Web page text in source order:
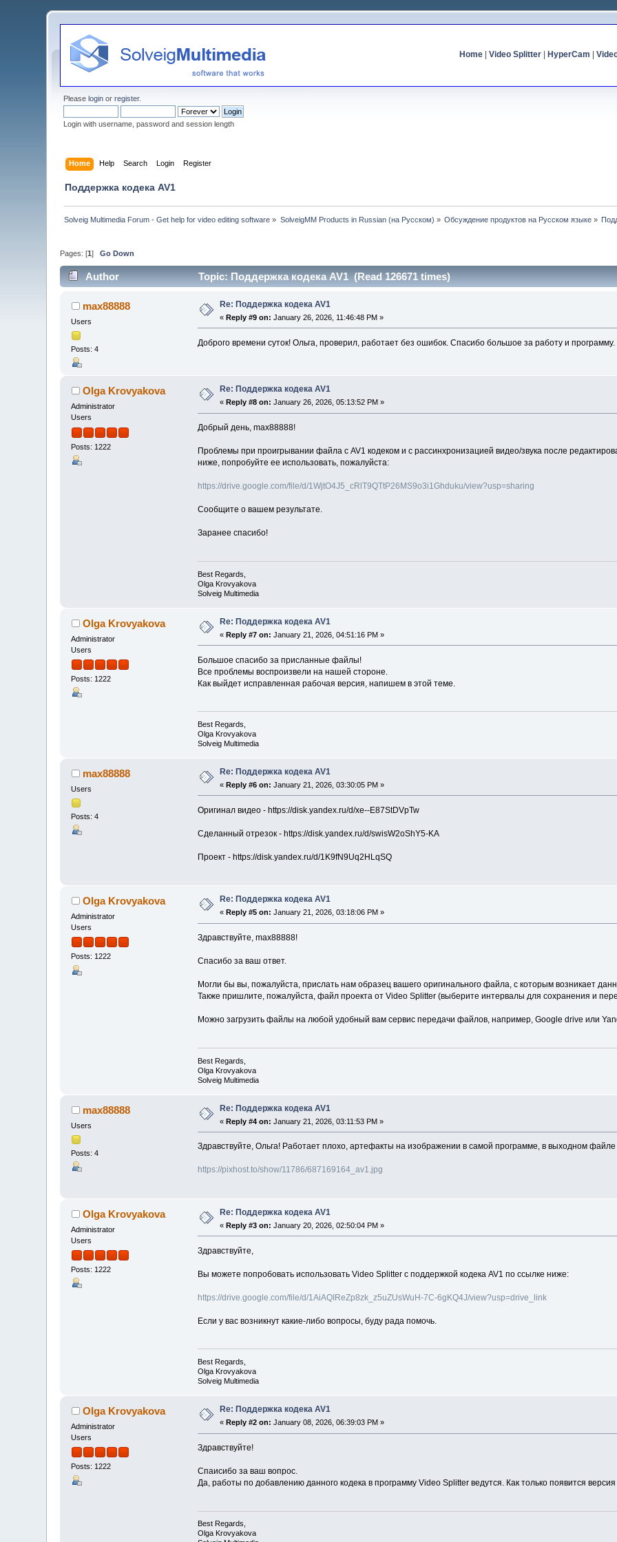
Home| Video Splitter| HyperCam
Pleaselogin orregister.
Login with username, password and session length
Home Help Search Login Register
Поддержка кодека AV1
Solveig Multimedia Forum - Get help for video editing software » SolveigMM Products in Russian (на Русском) » Обсуждение продуктов на Русском языке »
Pages: [1]Go Down
Author Topic: Поддержка кодека AV1 (Read 126671 times)
max88888
Users
Posts: 4
Re: Поддержка кодека AV1
«Reply #9 on: January 26, 2026, 11:46:48 PM »
Доброго времени суток! Ольга, проверил, работает без ошибок. Спасибо большое за работу и программу.
Olga Krovyakova
Administrator
Users
Posts: 1222
Re: Поддержка кодека AV1
« Reply #8 on: January 26, 2026, 05:13:52 PM »
Добрый день, max88888!
Проблемы при проигрывании файла с AV1 кодеком и с рассинхронизацией видео/звука после
ниже, попробуйте ее использовать, пожалуйста:
https://drive.google.com/file/d/1WjtO4J5_cRlT9QTtP26MS9o3i1Ghduku/view?usp=sharing
Сообщите о вашем результате.
Заранее спасибо!
Best Regards,
Olga Krovyakova
Solveig Multimedia
Olga Krovyakova
Administrator
Users
Posts: 1222
Re: Поддержка кодека AV1
«Reply #7 on: January 21, 2026, 04:51:16 PM »
Большое спасибо за присланные файлы!
Все проблемы воспроизвели на нашей стороне.
Как выйдет исправленная рабочая версия, напишем в этой теме.
Best Regards,
Olga Krovyakova
Solveig Multimedia
max88888
Users
Posts: 4
Re: Поддержка кодека AV1
«Reply #6 on: January 21, 2026, 03:30:05 PM »
Оригинал видео - https://disk.yandex.ru/d/xe--E87StDVpTw
Сделанный отрезок - https://disk.yandex.ru/d/swisW2oShY5-KA
Проект - https://disk.yandex.ru/d/1K9fN9Uq2HLqSQ
Olga Krovyakova
Administrator
Users
Posts: 1222
Re: Поддержка кодека AV1
«Reply #5 on: January 21, 2026, 03:18:06 PM »
Здравствуйте, max88888!
Спасибо за ваш ответ.
Могли бы вы, пожалуйста, прислать нам образец вашего оригинального файла, с которым возникает
Также пришлите, пожалуйста, файл проекта от Video Splitter (выберите интервалы для сохранения и
Можно загрузить файлы на любой удобный вам сервис передачи файлов, например, Google drive или
Best Regards,
Olga Krovyakova
Solveig Multimedia
max88888
Users
Posts: 4
Re: Поддержка кодека AV1
«Reply #4 on: January 21, 2026, 03:11:53 PM »
Здравствуйте, Ольга! Работает плохо, артефакты на изображении в самой программе, в выходном
https://pixhost.to/show/11786/687169164_av1.jpg
Olga Krovyakova
Administrator
Users
Posts: 1222
Re: Поддержка кодека AV1
«Reply #3 on: January 20, 2026, 02:50:04 PM »
Здравствуйте,
Вы можете попробовать использовать Video Splitter с поддержкой кодека AV1 по ссылке ниже:
https://drive.google.com/file/d/1AiAQIReZp8zk_z5uZUsWuH-7C-6gKQ4J/view?usp=drive_link
Если у вас возникнут какие-либо вопросы, буду рада помочь.
Best Regards,
Olga Krovyakova
Solveig Multimedia
Olga Krovyakova
Administrator
Users
Posts: 1222
Re: Поддержка кодека AV1
«Reply #2 on: January 08, 2026, 06:39:03 PM »
Здравствуйте!
Спаисибо за ваш вопрос.
Да, работы по добавлению данного кодека в программу Video Splitter ведутся. Как только появится
Best Regards,
Olga Krovyakova